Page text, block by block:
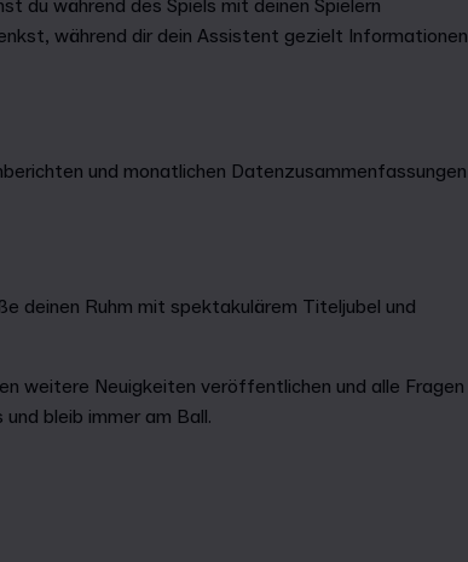
du während des Spiels mit deinen Spielern
während dir dein Assistent gezielt Informationen
und monatlichen Datenzusammenfassungen
deinen Ruhm mit spektakulärem Titeljubel und
weitere Neuigkeiten veröffentlichen und alle Fragen
bleib immer am Ball.